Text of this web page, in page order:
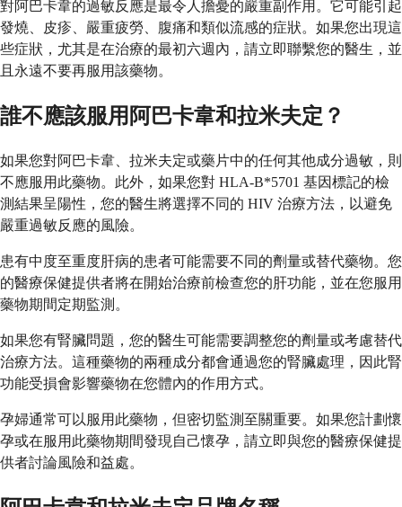
對阿巴卡韋的過敏反應是最令人擔憂的嚴重副作用。它可能引起
發燒、皮疹、嚴重疲勞、腹痛和類似流感的症狀。如果您出現這
些症狀，尤其是在治療的最初六週內，請立即聯繫您的醫生，並
且永遠不要再服用該藥物。
誰不應該服用阿巴卡韋和拉米夫定？
如果您對阿巴卡韋、拉米夫定或藥片中的任何其他成分過敏，則
不應服用此藥物。此外，如果您對 HLA-B*5701 基因標記的檢
測結果呈陽性，您的醫生將選擇不同的 HIV 治療方法，以避免
嚴重過敏反應的風險。
患有中度至重度肝病的患者可能需要不同的劑量或替代藥物。您
的醫療保健提供者將在開始治療前檢查您的肝功能，並在您服用
藥物期間定期監測。
如果您有腎臟問題，您的醫生可能需要調整您的劑量或考慮替代
治療方法。這種藥物的兩種成分都會通過您的腎臟處理，因此腎
功能受損會影響藥物在您體內的作用方式。
孕婦通常可以服用此藥物，但密切監測至關重要。如果您計劃懷
孕或在服用此藥物期間發現自己懷孕，請立即與您的醫療保健提
供者討論風險和益處。